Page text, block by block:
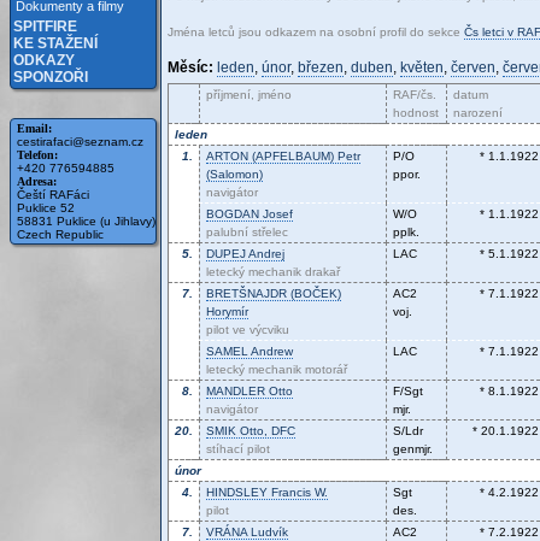
Dokumenty a filmy
SPITFIRE
KE STAŽENÍ
ODKAZY
SPONZOŘI
Email:
cestirafaci@seznam.cz
Telefon:
+420 776594885
Adresa:
Čeští RAFáci
Puklice 52
58831 Puklice (u Jihlavy)
Czech Republic
Jména letců jsou odkazem na osobní profil do sekce Čs letci v RAF
Měsíc: leden, únor, březen, duben, květen, červen,
příjmení, jméno
RAF/čs.
hodnost
datum
narození
leden
1.
ARTON (APFELBAUM) Petr
(Salomon)
navigátor
P/O
ppor.
* 1.1.1922
BOGDAN Josef
palubní střelec
W/O
pplk.
* 1.1.1922
5. DUPEJAndrej
letecký mechanik drakař
LAC * 5.1.1922
7.
BRETŠNAJDR (BOČEK)
Horymír
pilot ve výcviku
AC2
voj.
* 7.1.1922
SAMEL Andrew
letecký mechanik motorář
LAC * 7.1.1922
8. MANDLER Otto
navigátor
F/Sgt
mjr.
* 8.1.1922
20. SMIK Otto, DFC
stíhací pilot
S/Ldr
genmjr.
* 20.1.1922
únor
4.
HINDSLEY Francis W.
pilot
Sgt
des.
* 4.2.1922
7. VRÁNA Ludvík
AC2 * 7.2.1922